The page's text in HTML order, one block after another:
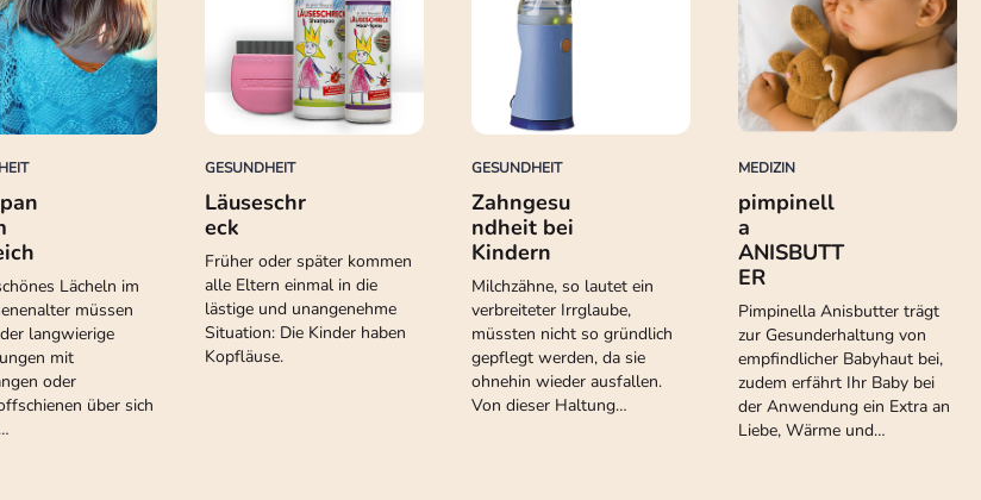
Lächeln im
müssen
langwierige
mit
oder
über sich
GESUNDHEIT
Läuseschr
eck
Früher oder später kommen
alle Eltern einmal in die
lästige und unangenehme
Situation: Die Kinder haben
Kopfläuse.
GESUNDHEIT
Zahngesu
ndheit bei
Kindern
Milchzähne, so lautet ein
verbreiteter Irrglaube,
müssten nicht so gründlich
gepflegt werden, da sie
ohnehin wieder ausfallen.
Von dieser Haltung…
MEDIZIN
pimpinell
a
ANISBUTT
ER
Pimpinella Anisbutter trägt
zur Gesunderhaltung von
empfindlicher Babyhaut bei,
zudem erfährt Ihr Baby bei
der Anwendung ein Extra an
Liebe, Wärme und…